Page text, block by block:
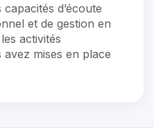
d’écoute
et de gestion en
activités
mises en place